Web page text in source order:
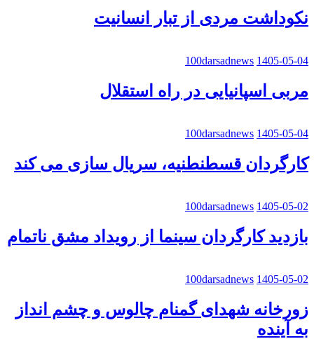
نکوداشت مردی از تبار انسانیت
100darsadnews 1405-05-04
مربی اسپانیایی در راه استقلال
100darsadnews 1405-05-04
کارگردان قسطنطنیه، سریال سازی می کند
100darsadnews 1405-05-02
بازدید کارگردان سینما از رویداد مشق ناتمام
100darsadnews 1405-05-02
زورخانه شهدای گمنام چالوس و چشم انداز
به آینده